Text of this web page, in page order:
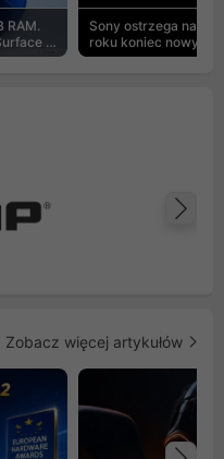
RAM.
z
Sony ostrzega na
roku koniec nowych
Zobacz więcej artykułów